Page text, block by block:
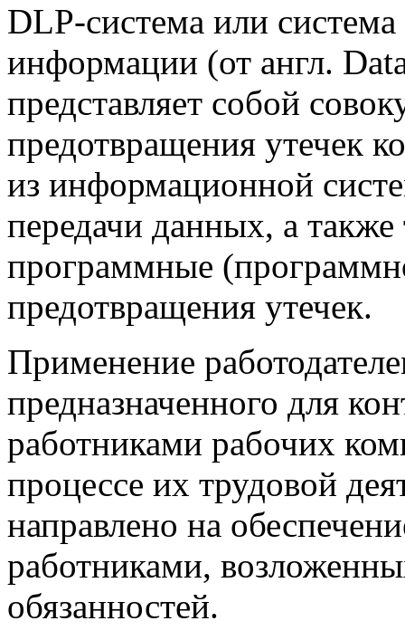
DLP-система или
информации (от англ.
представляет собой
предотвращения утечек
из информационной
передачи данных, а
программные
предотвращения утечек.
Применение
предназначенного для
работниками рабочих
процессе их трудовой
направлено на
работниками,
обязанностей.